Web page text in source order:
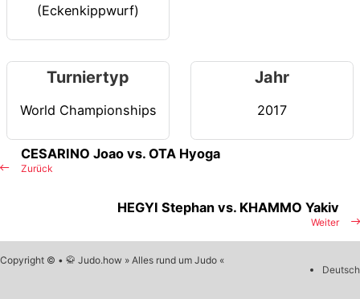
(Eckenkippwurf)
Turniertyp
World Championships
Jahr
2017
Zurück
CESARINO Joao vs. OTA Hyoga
Weiter
HEGYI Stephan vs. KHAMMO Yakiv
Copyright © • 🥋 Judo.how » Alles rund um Judo «
Deutsch